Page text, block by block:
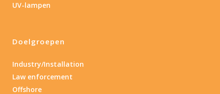
UV-lampen
Doelgroepen
Industry/Installation
Law enforcement
Offshore